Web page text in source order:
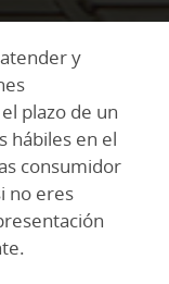
y
plazo de un
hábiles en el
consumidor
no eres